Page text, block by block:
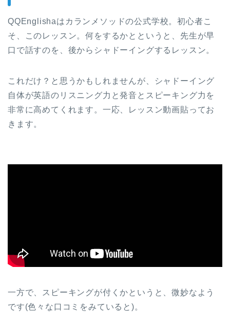
QQEnglishaはカランメソッドの公式学校。初心者こ
そ、このレッスン。何をするかとというと、先生が早
口で話すのを、後からシャドーイングするレッスン。
これだけ？と思うかもしれませんが、シャドーイング
自体が英語のリスニング力と発音とスピーキング力を
非常に高めてくれます。一応、レッスン動画貼ってお
きます。
一方で、スピーキングが付くかというと、微妙なよう
です(色々な口コミをみていると)。